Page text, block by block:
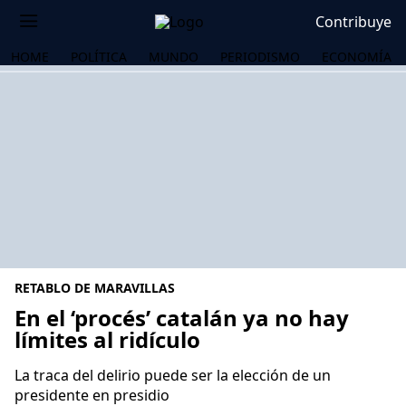
Contribuye
HOME POLÍTICA MUNDO PERIODISMO ECONOMÍA
RETABLO DE MARAVILLAS
En el ‘procés’ catalán ya no hay
límites al ridículo
La traca del delirio puede ser la elección de un
presidente en presidio